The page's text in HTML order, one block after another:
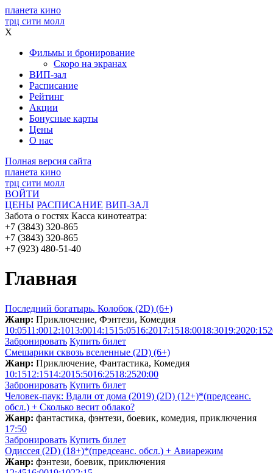
планета кино
трц сити молл
X
Фильмы и бронирование
Скоро на экранах
ВИП-зал
Расписание
Рейтинг
Акции
Бонусные карты
Цены
О нас
Полная версия сайта
планета кино
трц сити молл
ВОЙТИ
ЦЕНЫ РАСПИСАНИЕ ВИП-ЗАЛ
Забота о гостях Касса кинотеатра:
+7 (3843) 320-865
+7 (3843) 320-865
+7 (923) 480-51-40
Главная
Последний богатырь. Колобок (2D) (6+)
Жанр: Приключение, Фэнтези, Комедия
10:0511:0012:1013:0014:1515:0516:2017:1518:0018:3019:2020:15
Забронировать Купить билет
Смешарики сквозь вселенные (2D) (6+)
Жанр: Приключение, Фантастика, Комедия
10:1512:1514:2015:5016:2518:2520:00
Забронировать Купить билет
Человек-паук: Вдали от дома (2019) (2D) (12+)*(предсеанс.
обсл.) + Сколько весит облакo?
Жанр: фантастика, фэнтези, боевик, комедия, приключения
17:50
Забронировать Купить билет
Одиссея (2D) (18+)*(предсеанс. обсл.) + Aвиарежим
Жанр: фэнтези, боевик, приключения